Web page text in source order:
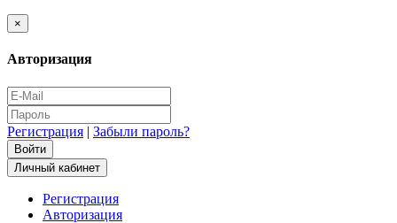
×
Авторизация
Регистрация | Забыли пароль?
Личный кабинет
Регистрация
Авторизация